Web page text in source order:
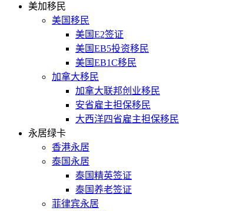
美加移民
美国移民
美国E2签证
美国EB5投资移民
美国EB1C移民
加拿大移民
加拿大联邦创业移民
安省雇主担保移民
大西洋四省雇主担保移民
永居绿卡
香港永居
泰国永居
泰国精英签证
泰国养老签证
菲律宾永居